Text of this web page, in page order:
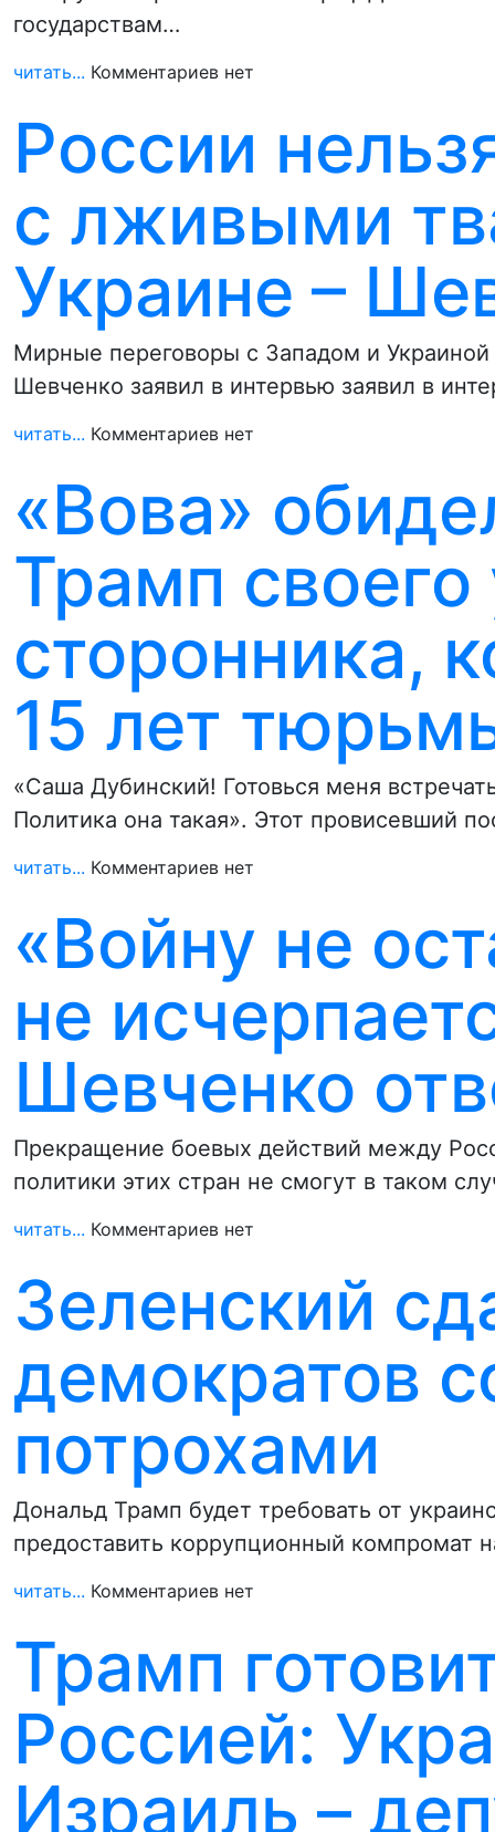
государствам…
читать... Комментариев нет
России
с лживыми
Украине –
Мирные переговоры с Западом и
Шевченко заявил в интервью заявил в
читать... Комментариев нет
«Вова»
Трамп своего
сторонника,
15 лет
«Саша Дубинский! Готовься меня
Политика она такая». Этот провисевший
читать... Комментариев нет
«Войну не
не
Шевченко
Прекращение боевых действий между
политики этих стран не смогут в таком
читать... Комментариев нет
Зеленский
демократов
потрохами
Дональд Трамп будет требовать от
предоставить коррупционный
читать... Комментариев нет
Трамп
Россией:
Израиль –